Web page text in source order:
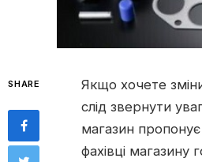
SHARE
Якщо хочете
слід звернути
магазин пропонує
фахівці магазину